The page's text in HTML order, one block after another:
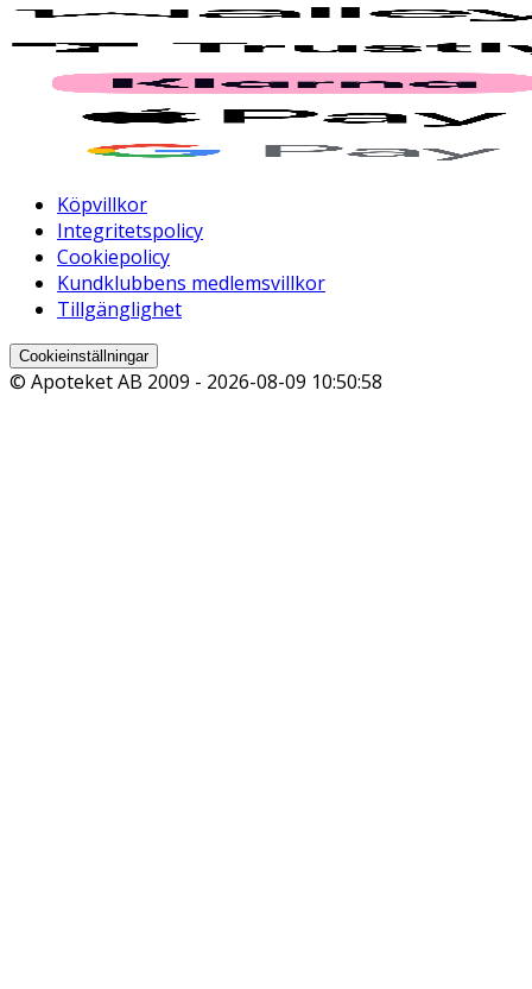
Köpvillkor
Integritetspolicy
Cookiepolicy
Kundklubbens medlemsvillkor
Tillgänglighet
Cookieinställningar
© Apoteket AB 2009 - 2026-08-09 10:50:58